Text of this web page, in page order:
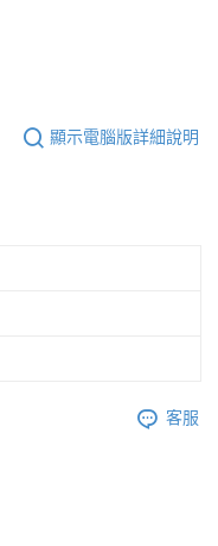
顯示電腦版詳細說明
客服